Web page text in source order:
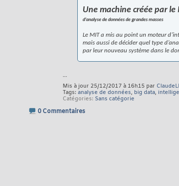
Une machine créée par
d'analyse de données de grandes masses
Le MIT a mis au point un moteur
mais aussi de décider quel type
par leur nouveau système dans le
...
Mis à jour 25/12/2017 à 16h15 par
Tags: analyse de données, big data,
Catégories Sans catégorie
0 Commentaires